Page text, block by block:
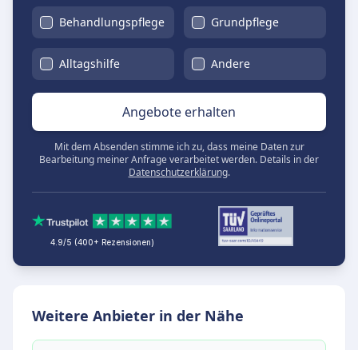
Behandlungspflege
Grundpflege
Alltagshilfe Andere
Angebote erhalten
Mit dem Absenden stimme ich zu, dass meine Daten zur
Bearbeitung meiner Anfrage verarbeitet werden. Details in der
Datenschutzerklärung.
4.9/5 (400+ Rezensionen)
Weitere Anbieter in der Nähe